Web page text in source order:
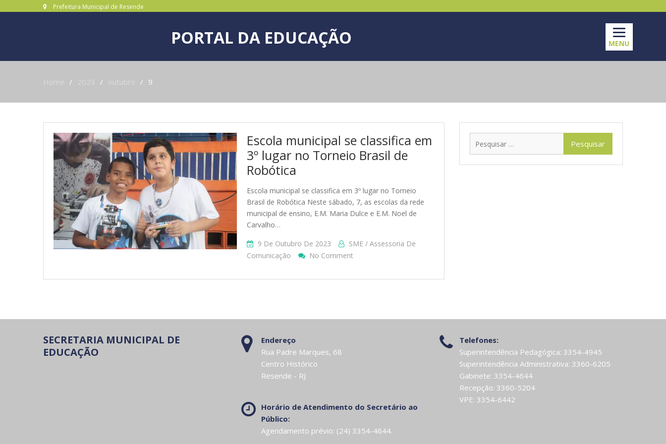
Prefeitura Municipal de Resende
PORTAL DA EDUCAÇÃO
Home 2023 outubro 9
Escola municipal se classifica em
3º lugar no Torneio Brasil de
Robótica
Escola municipal se classifica em 3º lugar no Torneio
Brasil de Robótica Neste sábado, 7, as escolas da rede
municipal de ensino, E.M. Maria Dulce e E.M. Noel de
Carvalho…
9 De Outubro De 2023
SME / Assessoria De
Comunicação
No Comment
Municipal
SECRETARIA MUNICIPAL DE
EDUCAÇÃO
Endereço
Rua Padre Marques, 68
Centro Histórico
Resende - RJ
Horário de Atendimento do Secretário ao
Público:
Agendamento prévio: (24) 3354-4644.
Telefones:
Superintendência Pedagógica: 3354-4945
Superintendência Administrativa: 3360-6205
Gabinete: 3354-4644
Recepção: 3360-5204
VPE: 3354-6442
MENU